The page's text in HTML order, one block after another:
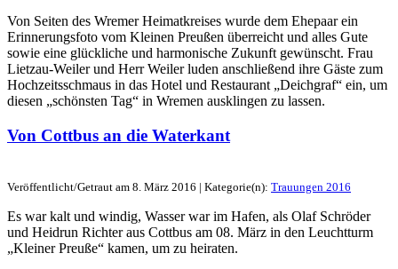
Von Seiten des Wremer Heimatkreises wurde dem Ehepaar ein
Erinnerungsfoto vom Kleinen Preußen überreicht und alles Gute
sowie eine glückliche und harmonische Zukunft gewünscht. Frau
Lietzau-Weiler und Herr Weiler luden anschließend ihre Gäste zum
Hochzeitsschmaus in das Hotel und Restaurant „Deichgraf“ ein, um
diesen „schönsten Tag“ in Wremen ausklingen zu lassen.
Von Cottbus an die Waterkant
Veröffentlicht/Getraut am 8. März 2016 | Kategorie(n): Trauungen 2016
Es war kalt und windig, Wasser war im Hafen, als Olaf Schröder
und Heidrun Richter aus Cottbus am 08. März in den Leuchtturm
„Kleiner Preuße“ kamen, um zu heiraten.